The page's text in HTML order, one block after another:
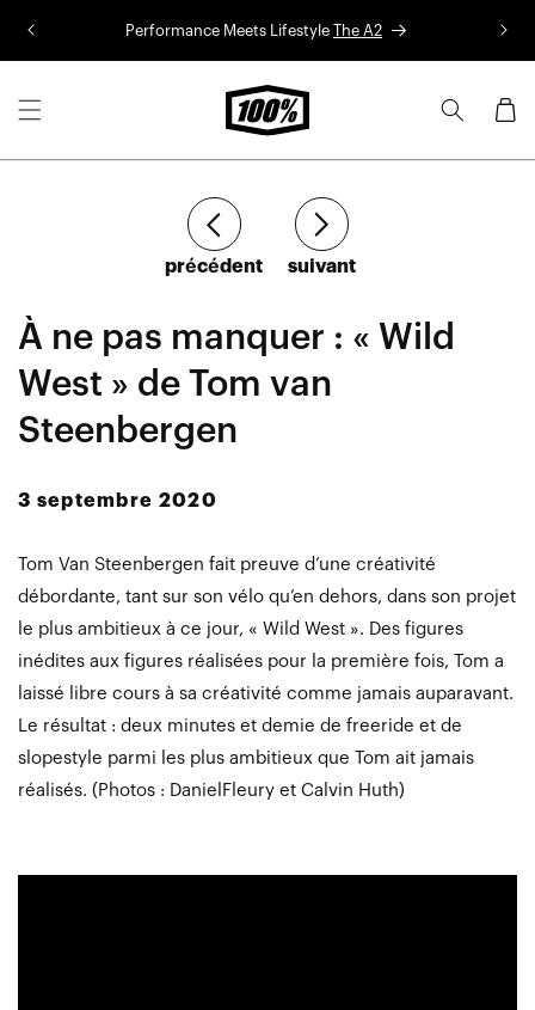
Performance Meets Lifestyle The A2
Panier
À ne pas manquer : « Wild
West » de Tom van
Steenbergen
3 septembre 2020
Article
précédent Article
suivant
Tom Van Steenbergen fait preuve d’une créativité
débordante, tant sur son vélo qu’en dehors, dans son projet
le plus ambitieux à ce jour, « Wild West ». Des figures
inédites aux figures réalisées pour la première fois, Tom a
laissé libre cours à sa créativité comme jamais auparavant.
Le résultat : deux minutes et demie de freeride et de
slopestyle parmi les plus ambitieux que Tom ait jamais
réalisés. (Photos : Daniel Fleury et Calvin Huth)